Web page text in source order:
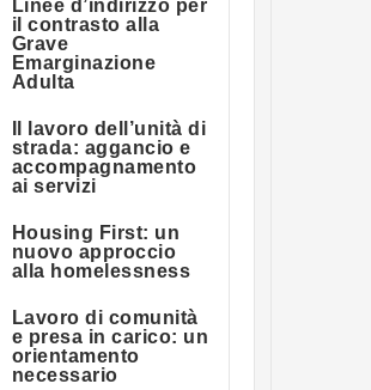
Linee d’indirizzo per
il contrasto alla
Grave
Emarginazione
Adulta
Il lavoro dell’unità di
strada: aggancio e
accompagnamento
ai servizi
Housing First: un
nuovo approccio
alla homelessness
Lavoro di comunità
e presa in carico: un
orientamento
necessario